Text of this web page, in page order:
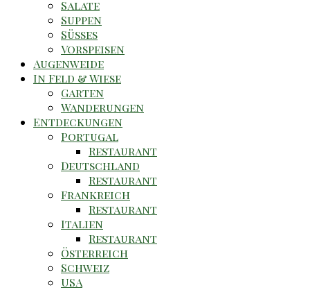
Salate
Suppen
Süsses
Vorspeisen
Augenweide
In Feld & Wiese
Garten
Wanderungen
Entdeckungen
Portugal
Restaurant
Deutschland
Restaurant
Frankreich
Restaurant
Italien
Restaurant
Österreich
Schweiz
USA